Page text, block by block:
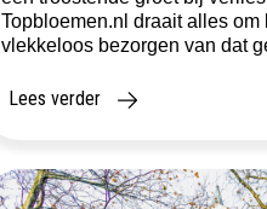
Topbloemen.nl draait alles
vlekkeloos bezorgen van dat
vertrouwde naam in de wereld
Lees verder